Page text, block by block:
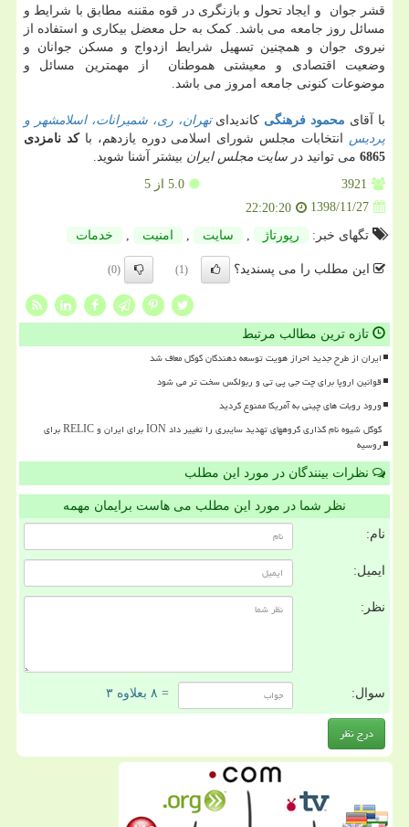
قشر جوان و ایجاد تحول و بازنگری در قوه مقننه مطابق با شرایط و
مسائل روز جامعه می باشد. کمک به حل معضل بیکاری و استفاده از
نیروی جوان و همچنین تسهیل شرایط ازدواج و مسکن جوانان و
وضعیت اقتصادی و معیشتی هموطنان از مهمترین مسائل و
موضوعات کنونی جامعه امروز می باشد.
با آقای محمود فرهنگی کاندیدایتهران، ری، شمیرانات، اسلامشهر و
پردیس انتخابات مجلس شورای اسلامی دوره یازدهم، باکد نامزدی
6865 می توانید در سایت مجلس ایران بیشتر آشنا شوید.
3921
5.0 از 5
1398/11/27
22:20:20
تگهای خبر:
رپورتاژ سایت امنیت خدمات
این مطلب را می پسندید؟ (1)
(0)
تازه ترین مطالب مرتبط
ایران از طرح جدید احراز هویت توسعه دهندگان گوگل معاف شد
قوانین اروپا برای چت جی پی تی و ربولکس سخت تر می شود
ورود روبات های چینی به آمریکا ممنوع گردید
گوگل شیوه نام گذاری گروههای تهدید سایبری را تغییر داد ION برای ایران و RELIC برای
روسیه
نظرات بینندگان در مورد این مطلب
نظر شما در مورد این مطلب می هاست برایمان مهمه
نام:
ایمیل:
نظر:
سوال: = ۸ بعلاوه ۳